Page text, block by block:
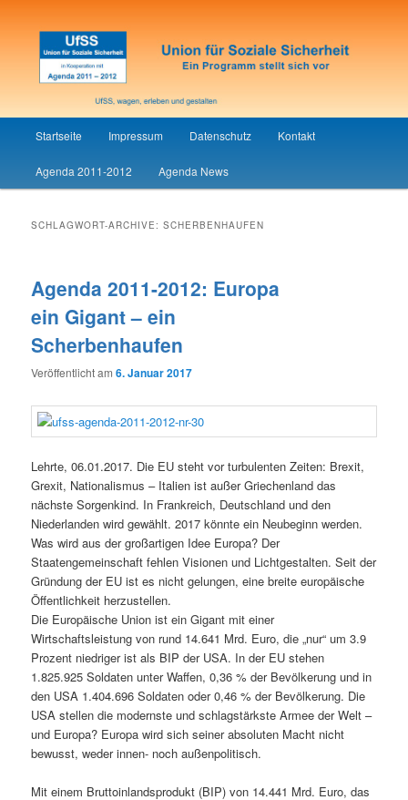
UfSS
Zum
Inhalt
Zum
sekundären
Startseite Impressum Datenschutz Kontakt
Agenda 2011-2012 Agenda News
SCHLAGWORT-ARCHIVE:SCHERBENHAUFEN
Agenda 2011-2012: Europa
ein Gigant – ein
Scherbenhaufen
Veröffentlicht am6. Januar 2017
Lehrte, 06.01.2017. Die EU steht vor turbulenten Zeiten: Brexit,
Grexit, Nationalismus – Italien ist außer Griechenland das
nächste Sorgenkind. In Frankreich, Deutschland und den
Niederlanden wird gewählt. 2017 könnte ein Neubeginn werden.
Was wird aus der großartigen Idee Europa? Der
Staatengemeinschaft fehlen Visionen und Lichtgestalten. Seit der
Gründung der EU ist es nicht gelungen, eine breite europäische
Öffentlichkeit herzustellen.
Die Europäische Union ist ein Gigant mit einer
Wirtschaftsleistung von rund 14.641 Mrd. Euro, die „nur“ um 3.9
Prozent niedriger ist als BIP der USA. In der EU stehen
1.825.925 Soldaten unter Waffen, 0,36 % der Bevölkerung und in
den USA 1.404.696 Soldaten oder 0,46 % der Bevölkerung. Die
USA stellen die modernste und schlagstärkste Armee der Welt –
und Europa? Europa wird sich seiner absoluten Macht nicht
bewusst, weder innen- noch außenpolitisch.
Mit einem Bruttoinlandsprodukt (BIP) von 14.441 Mrd. Euro, das